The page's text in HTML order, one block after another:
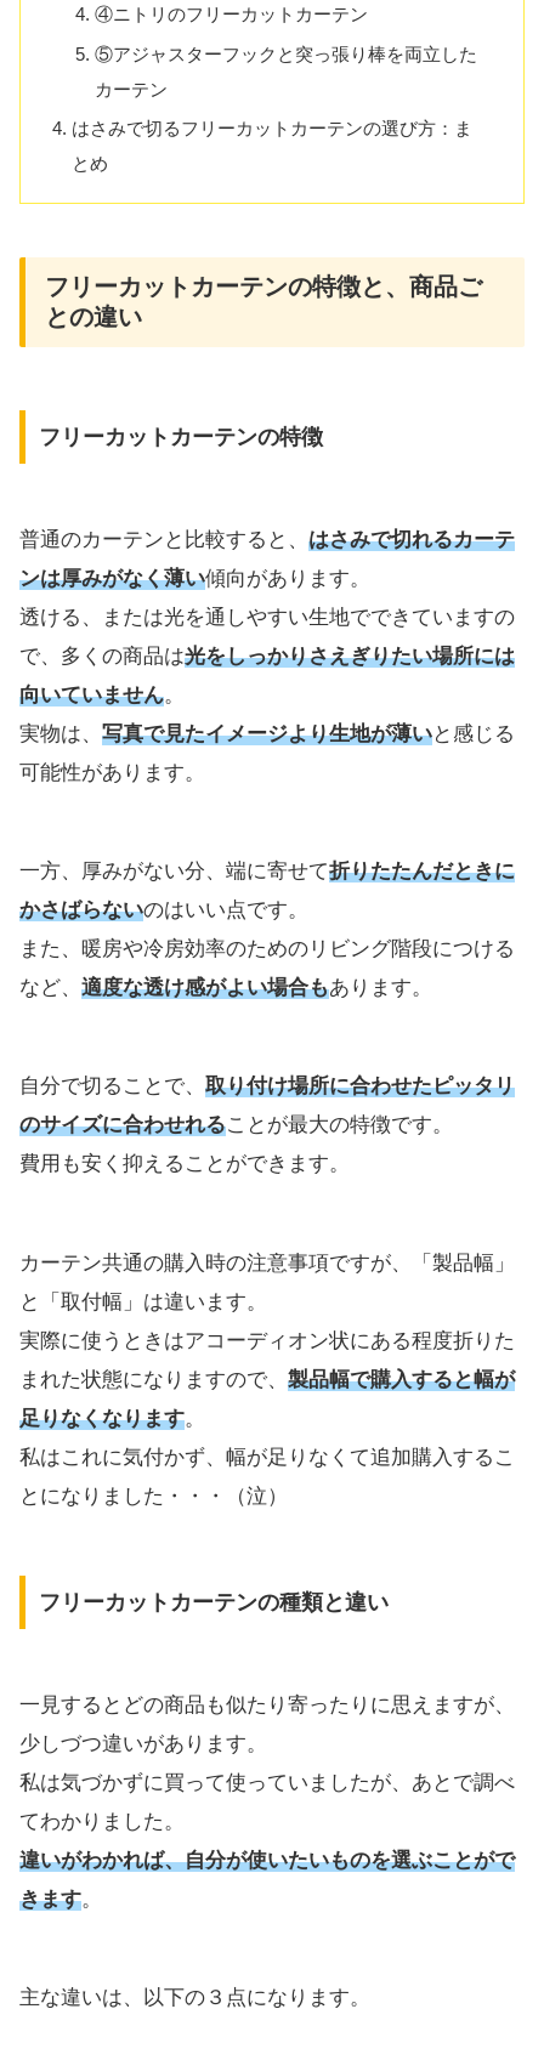
④ニトリのフリーカットカーテン
⑤アジャスターフックと突っ張り棒を両立した
カーテン
はさみで切るフリーカットカーテンの選び方：ま
とめ
フリーカットカーテンの特徴と、商品ご
との違い
フリーカットカーテンの特徴
普通のカーテンと比較すると、 はさみで切れるカーテ
ンは厚みがなく薄い傾向があります。
透ける、または光を通しやすい生地でできていますの
で、多くの商品は光をしっかりさえぎりたい場所には
向いていません。
実物は、 写真で見たイメージより生地が薄いと感じる
可能性があります。
一方、厚みがない分、端に寄せて折りたたんだときに
かさばらないのはいい点です。
また、暖房や冷房効率のためのリビング階段につける
など、 適度な透け感がよい場合もあります。
自分で切ることで、 取り付け場所に合わせたピッタリ
のサイズに合わせれることが最大の特徴です。
費用も安く抑えることができます。
カーテン共通の購入時の注意事項ですが、「製品幅」
と「取付幅」は違います。
実際に使うときはアコーディオン状にある程度折りた
まれた状態になりますので、 製品幅で購入すると幅が
足りなくなります。
私はこれに気付かず、幅が足りなくて追加購入するこ
とになりました・・・（泣）
フリーカットカーテンの種類と違い
一見するとどの商品も似たり寄ったりに思えますが、
少しづつ違いがあります。
私は気づかずに買って使っていましたが、あとで調べ
てわかりました。
違いがわかれば、自分が使いたいものを選ぶことがで
きます。
主な違いは、以下の３点になります。